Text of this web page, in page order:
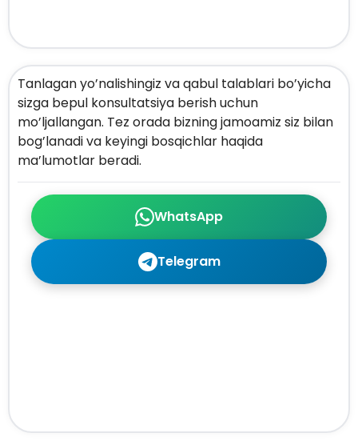
WhatsApp
Telegram
Tanlagan yo’nalishingiz va qabul talablari bo’yicha
sizga bepul konsultatsiya berish uchun
mo’ljallangan. Tez orada bizning jamoamiz siz bilan
bog’lanadi va keyingi bosqichlar haqida
ma’lumotlar beradi.